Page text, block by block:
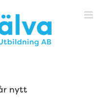
nytt